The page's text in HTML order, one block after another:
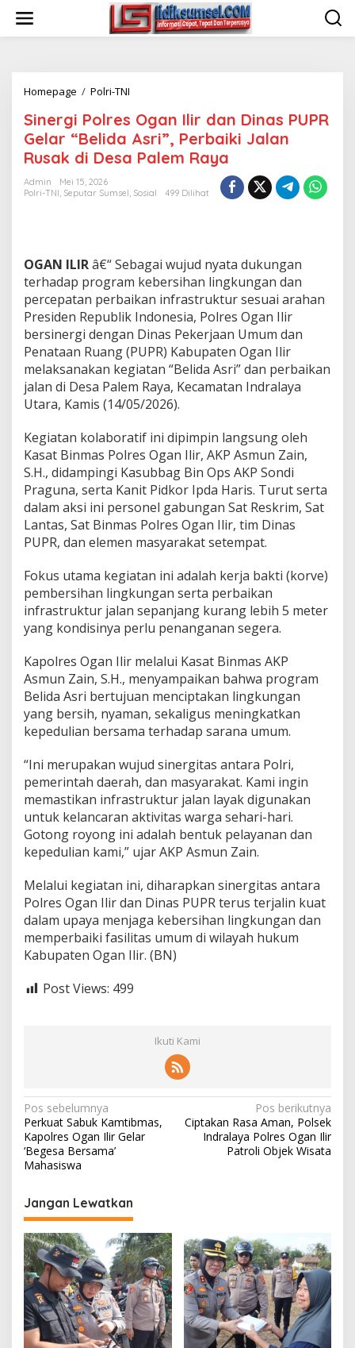
w
Homepage / Polri-TNI
e
r
g
P
s
O
g
a
n
I
l
r
d
a
D
n
a
s
P
U
P
R
e
l
a
r
"
e
l
i
d
a
A
r
i
"
,
P
e
r
i
k
i
J
a
l
n
e
s
e
m
R
a
y
a
Sinergi Polres Ogan Ilir dan Dinas PUPR
Gelar “Belida Asri”, Perbaiki Jalan
Rusak di Desa Palem Raya
Admin
Mei 15, 2026
Polri-TNI, Seputar Sumsel, Sosial 499 Dilihat
OGAN ILIRâ€“ Sebagai wujud nyata dukungan
terhadap program kebersihan lingkungan dan
percepatan perbaikan infrastruktur sesuai arahan
Presiden Republik Indonesia, Polres Ogan Ilir
bersinergi dengan Dinas Pekerjaan Umum dan
Penataan Ruang (PUPR) Kabupaten Ogan Ilir
melaksanakan kegiatan “Belida Asri” dan perbaikan
jalan di Desa Palem Raya, Kecamatan Indralaya
Utara, Kamis (14/05/2026).
Kegiatan kolaboratif ini dipimpin langsung oleh
Kasat Binmas Polres Ogan Ilir, AKP Asmun Zain,
S.H., didampingi Kasubbag Bin Ops AKP Sondi
Praguna, serta Kanit Pidkor Ipda Haris. Turut serta
dalam aksi ini personel gabungan Sat Reskrim, Sat
Lantas, Sat Binmas Polres Ogan Ilir, tim Dinas
PUPR, dan elemen masyarakat setempat.
Fokus utama kegiatan ini adalah kerja bakti (korve)
pembersihan lingkungan serta perbaikan
infrastruktur jalan sepanjang kurang lebih 5 meter
yang kondisinya perlu penanganan segera.
Kapolres Ogan Ilir melalui Kasat Binmas AKP
Asmun Zain, S.H., menyampaikan bahwa program
Belida Asri bertujuan menciptakan lingkungan
yang bersih, nyaman, sekaligus meningkatkan
kepedulian bersama terhadap sarana umum.
“Ini merupakan wujud sinergitas antara Polri,
pemerintah daerah, dan masyarakat. Kami ingin
memastikan infrastruktur jalan layak digunakan
untuk kelancaran aktivitas warga sehari-hari.
Gotong royong ini adalah bentuk pelayanan dan
kepedulian kami,” ujar AKP Asmun Zain.
Melalui kegiatan ini, diharapkan sinergitas antara
Polres Ogan Ilir dan Dinas PUPR terus terjalin kuat
dalam upaya menjaga kebersihan lingkungan dan
memperbaiki fasilitas umum di wilayah hukum
Kabupaten Ogan Ilir. (BN)
Post Views: 499
Ikuti Kami
N
a
v
i
g
a
s
i
p
o
s
Pos sebelumnya
Perkuat Sabuk Kamtibmas,
Kapolres Ogan Ilir Gelar
‘Begesa Bersama’
Mahasiswa
Pos berikutnya
Ciptakan Rasa Aman, Polsek
Indralaya Polres Ogan Ilir
Patroli Objek Wisata
Jangan Lewatkan